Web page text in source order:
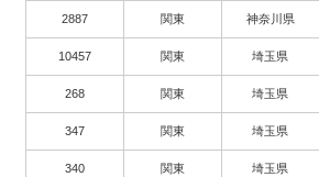
2887 関東 神奈川県
10457 関東 埼玉県
268 関東 埼玉県
347 関東 埼玉県
340 関東 埼玉県